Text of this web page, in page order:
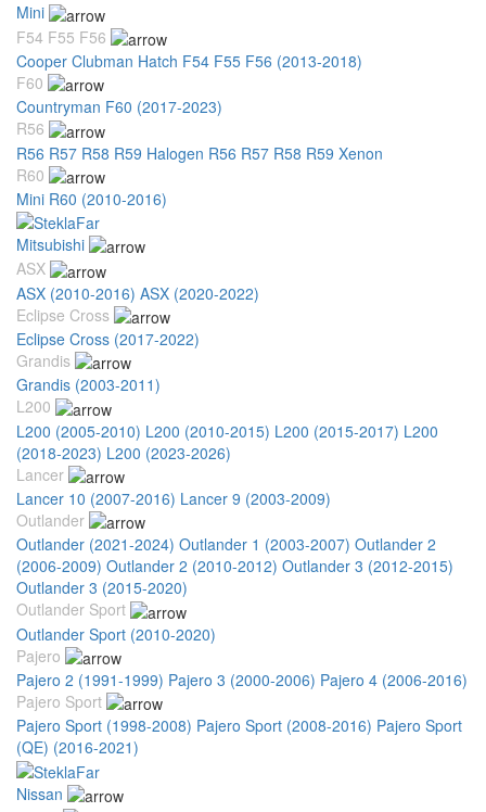
Mini
F54 F55 F56
Cooper Clubman Hatch F54 F55 F56 (2013-2018)
F60
Countryman F60 (2017-2023)
R56
R56 R57 R58 R59 Halogen R56 R57 R58 R59 Xenon
R60
Mini R60 (2010-2016)
Mitsubishi
ASX
ASX (2010-2016) ASX (2020-2022)
Eclipse Cross
Eclipse Cross (2017-2022)
Grandis
Grandis (2003-2011)
L200
L200 (2005-2010) L200 (2010-2015) L200 (2015-2017) L200
(2018-2023) L200 (2023-2026)
Lancer
Lancer 10 (2007-2016) Lancer 9 (2003-2009)
Outlander
Outlander (2021-2024) Outlander 1 (2003-2007) Outlander 2
(2006-2009) Outlander 2 (2010-2012) Outlander 3 (2012-2015)
Outlander 3 (2015-2020)
Outlander Sport
Outlander Sport (2010-2020)
Pajero
Pajero 2 (1991-1999) Pajero 3 (2000-2006) Pajero 4 (2006-2016)
Pajero Sport
Pajero Sport (1998-2008) Pajero Sport (2008-2016) Pajero Sport
(QE) (2016-2021)
Nissan